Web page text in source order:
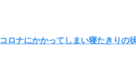
コロナにかかってしまい寝たきりの